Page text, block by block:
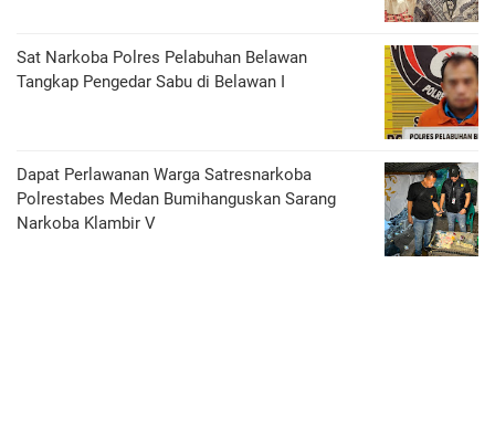
Sat Narkoba Polres Pelabuhan Belawan
Tangkap Pengedar Sabu di Belawan I
Dapat Perlawanan Warga Satresnarkoba
Polrestabes Medan Bumihanguskan Sarang
Narkoba Klambir V